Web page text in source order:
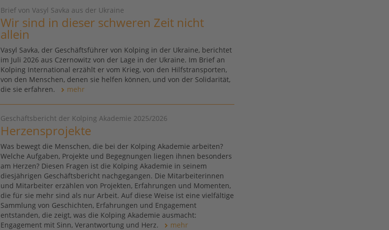
Brief von Vasyl Savka aus der Ukraine
Wir sind in dieser schweren Zeit nicht
allein
Vasyl Savka, der Geschäftsführer von Kolping in der Ukraine, berichtet
im Juli 2026 aus Czernowitz von der Lage in der Ukraine. Im Brief an
Kolping International erzählt er vom Krieg, von den Hilfstransporten,
von den Menschen, denen sie helfen können, und von der Solidarität,
die sie erfahren.
mehr
Geschäftsbericht der Kolping Akademie 2025/2026
Herzensprojekte
Was bewegt die Menschen, die bei der Kolping Akademie arbeiten?
Welche Aufgaben, Projekte und Begegnungen liegen ihnen besonders
am Herzen? Diesen Fragen ist die Kolping Akademie in seinem
diesjährigen Geschäftsbericht nachgegangen. Die Mitarbeiterinnen
und Mitarbeiter erzählen von Projekten, Erfahrungen und Momenten,
die für sie mehr sind als nur Arbeit. Auf diese Weise ist eine vielfältige
Sammlung von Geschichten, Erfahrungen und Engagement
entstanden, die zeigt, was die Kolping Akademie ausmacht:
Engagement mit Sinn, Verantwortung und Herz.
mehr